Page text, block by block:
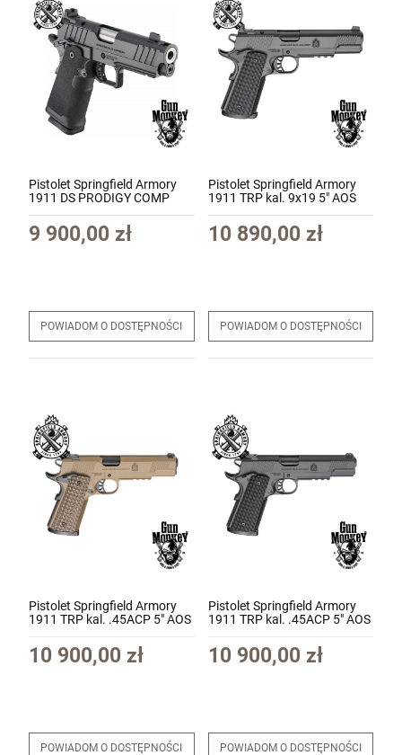
Pistolet Springfield Armory
1911 DS PRODIGY COMP
9x19 (PH9117AOS-COMP)
9 900,00 zł
POWIADOM O DOSTĘPNOŚCI
Pistolet Springfield Armory
1911 TRP kal. 9x19 5" AOS
10 890,00 zł
POWIADOM O DOSTĘPNOŚCI
Pistolet Springfield Armory
1911 TRP kal. .45ACP 5" AOS
(PC9125LRCBAOS)
10 900,00 zł
POWIADOM O DOSTĘPNOŚCI
Pistolet Springfield Armory
1911 TRP kal. .45ACP 5" AOS
10 900,00 zł
POWIADOM O DOSTĘPNOŚCI